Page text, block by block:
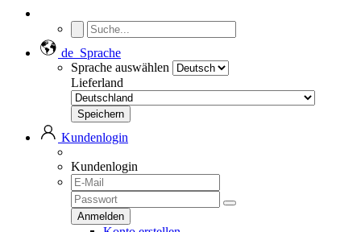
de Sprache
Sprache auswählen
Lieferland
Kundenlogin
Kundenlogin